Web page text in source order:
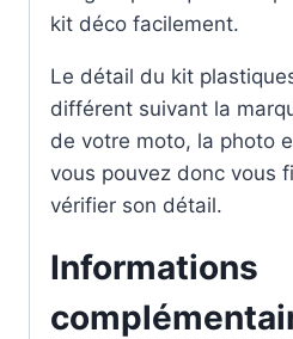
kit déco facilement.
Le détail du kit
différent suivant la
de votre moto, la photo
vous pouvez donc vous
vérifier son détail.
Informations